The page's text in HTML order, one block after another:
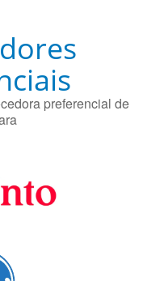
preferencial de